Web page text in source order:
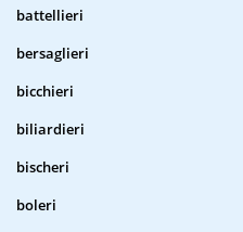
battellieri
bersaglieri
bicchieri
biliardieri
bischeri
boleri